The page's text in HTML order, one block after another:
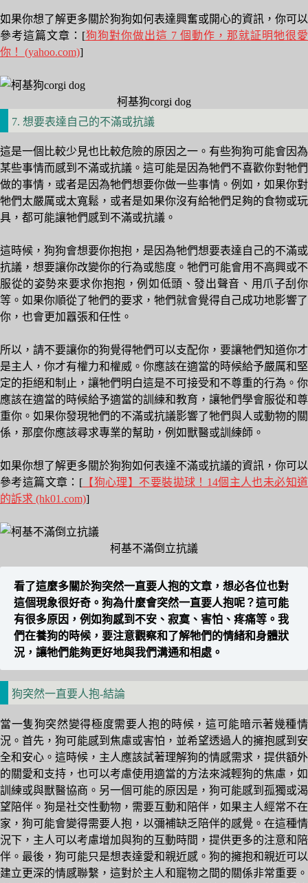
如果你想了解更多關於狗狗如何表達興奮或開心的資訊，你可以
參考這篇文章：[狗狗對你做出這 7 個動作，那就証明牠很愛
你！ (yahoo.com)]
柯基狗corgi dog
7. 想要表達自己的不滿或抗議
這是一個比較少見也比較危險的原因之一。有些狗狗可能會因為
某些事情而感到不滿或抗議。這可能是因為牠們不喜歡你對牠們
做的事情，或者是因為牠們想要你做一些事情。例如，如果你對
牠們太嚴厲或太寬鬆，或者是如果你沒有給牠們足夠的食物或玩
具，都可能讓牠們感到不滿或抗議。
這時候，狗狗會想要你抱抱，是因為牠們想要表達自己的不滿或
抗議，想要讓你改變你的行為或態度。牠們可能會用不高興或不
服從的姿勢來要求你抱抱，例如低頭、發出聲音、用爪子刮你
等。如果你順從了牠們的要求，牠們就會覺得自己成功地影響了
你，也會更加囂張和任性。
所以，請不要讓你的狗覺得牠們可以支配你，要讓牠們知道你才
是主人，你才有權力和權威。你應該在適當的時候給予嚴厲和堅
定的拒絕和制止，讓牠們明白這是不可接受和不尊重的行為。你
應該在適當的時候給予適當的訓練和教育，讓牠們學會服從和尊
重你。如果你發現牠們的不滿或抗議影響了牠們與人或動物的關
係，那麼你應該尋求專業的幫助，例如獸醫或訓練師。
如果你想了解更多關於狗狗如何表達不滿或抗議的資訊，你可以
參考這篇文章：[【狗心理】不要裝拋球！14個主人也未必知道
的訴求 (hk01.com)]
柯基不滿倒立抗議
看了這麼多關於狗突然一直要人抱的文章，想必各位也對
這個現象很好奇。狗為什麼會突然一直要人抱呢？這可能
有很多原因，例如狗感到不安、寂寞、害怕、疼痛等。我
們在養狗的時候，要注意觀察和了解牠們的情緒和身體狀
況，讓牠們能夠更好地與我們溝通和相處。
狗突然一直要人抱-結論
當一隻狗突然變得極度需要人抱的時候，這可能暗示著幾種情
況。首先，狗可能感到焦慮或害怕，並希望透過人的擁抱感到安
全和安心。這時候，主人應該試著理解狗的情感需求，提供額外
的關愛和支持，也可以考慮使用適當的方法來減輕狗的焦慮，如
訓練或與獸醫協商。另一個可能的原因是，狗可能感到孤獨或渴
望陪伴。狗是社交性動物，需要互動和陪伴，如果主人經常不在
家，狗可能會變得需要人抱，以彌補缺乏陪伴的感覺。在這種情
況下，主人可以考慮增加與狗的互動時間，提供更多的注意和陪
伴。最後，狗可能只是想表達愛和親近感。狗的擁抱和親近可以
建立更深的情感聯繫，這對於主人和寵物之間的關係非常重要。